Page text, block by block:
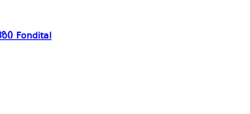
Fondital